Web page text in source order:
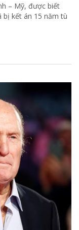
– Mỹ, được biết
bị kết án 15 năm tù